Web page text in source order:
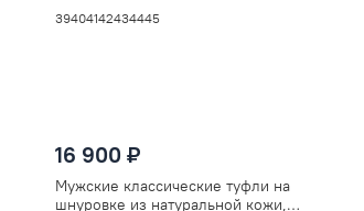
39404142434445
16 900 ₽
Мужские классические туфли на
шнуровке из натуральной кожи,